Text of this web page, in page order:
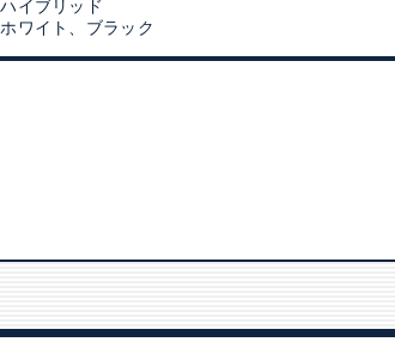
ハイブリッド
ホワイト、ブラック